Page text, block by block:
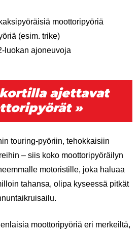
moottoripyöriä
(esim. trike)
luokan ajoneuvoja
ajettavat
»
touring-pyöriin, tehokkaisiin
– siis koko moottoripyöräilyn
motoristille, joka haluaa
tahansa, olipa kyseessä pitkät
moottoripyöriä eri merkeiltä,